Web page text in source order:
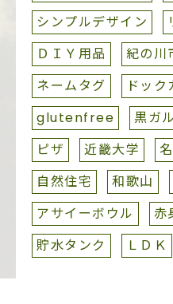
シンプルデザイン
ＤＩＹ用品
紀の川
ネームタグ
ドック
glutenfree
黒ガ
ピザ
近畿大学
自然住宅
和歌山
アサイーボウル
赤
貯水タンク
ＬＤＫ